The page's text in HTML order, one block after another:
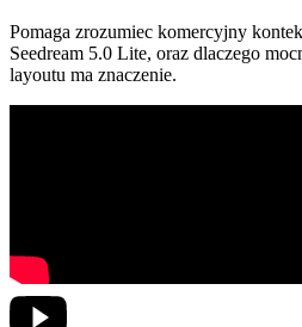
Pomaga zrozumiec komercyjny
Seedream 5.0 Lite, oraz dlaczego
layoutu ma znaczenie.